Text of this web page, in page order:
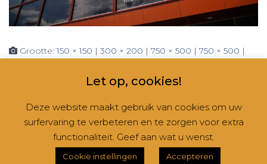
Grootte:150 × 150 | 300 × 200 | 750 × 500 | 750 × 500 |
CONTACT NIEUWSBRIEVEN RUBRIEKEN
Hestia | Ontwikkeld doorThemeIsle
Let op, cookies!
Deze website maakt gebruik van cookies om uw
surfervaring te verbeteren en te zorgen voor extra
functionaliteit. Geef aan wat u wenst.
Cookie instellingen Accepteren